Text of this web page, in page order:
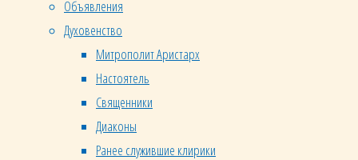
Объявления
Духовенство
Митрополит Аристарх
Настоятель
Священники
Диаконы
Ранее служившие клирики
не
всегда
для
себя,
реально
должны
стать